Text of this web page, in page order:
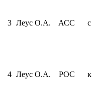
3 Леус О.А. АСС с
4 Леус О.А. РОС к